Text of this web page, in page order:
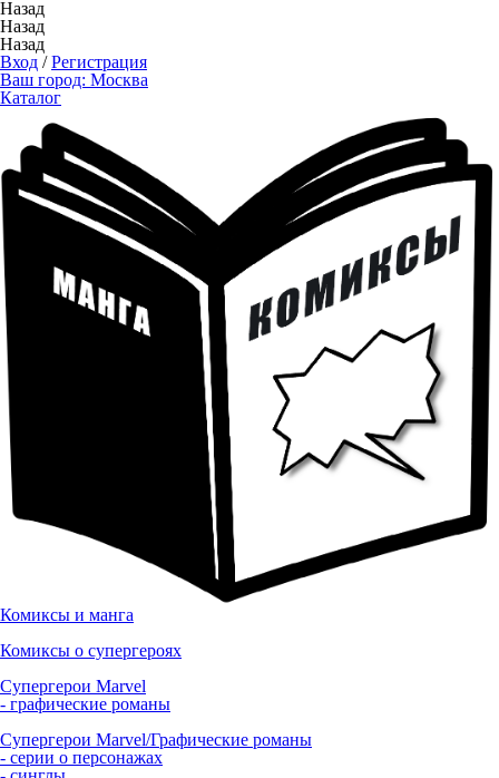
Назад
Назад
Назад
Вход /Регистрация
Ваш город: Москва
Каталог
Комиксы и манга
Комиксы о супергероях
Супергерои Marvel
- графические романы
Супергерои Marvel/Графические романы
- серии о персонажах